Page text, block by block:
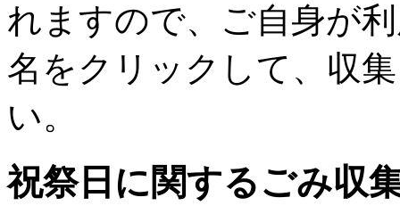
れますので、ご自身が
名をクリックして、収
い。
祝祭日に関するごみ収